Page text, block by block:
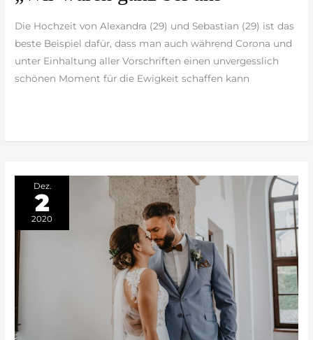
Die Hochzeit von Alexandra (29) und Sebastian (29) ist das
beste Beispiel dafür, dass man auch während Corona und
unter Einhaltung aller Vorschriften einen unvergesslich
schönen Moment für die Ewigkeit schaffen kann
waren
ganz
bei
uns“
Dez.
2
2020